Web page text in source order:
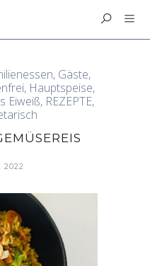
, Gäste,
, Hauptspeise,
Eiweiß, REZEPTE,
2022